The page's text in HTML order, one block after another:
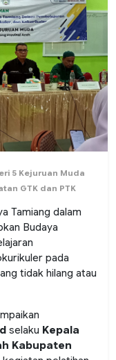
5 Kejuruan Muda
GTK dan PTK
Tamiang dalam
Budaya
pada
tidak hilang atau
selaku Kepala
Kabupaten